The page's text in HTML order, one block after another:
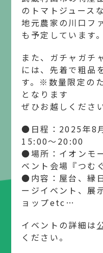
のトマトジュース
地元農家の川口フ
も予定しています。
また、ガチャガチ
には、先着で粗品
す。※数量限定の
となります
ぜひお越しください
●日程：2025年8
15:00～20:00
●場所：イオンモ
ベント会場『つむ
●内容：屋台、縁
ージイベント、展
ョップetc…
イベントの詳細は
ください。